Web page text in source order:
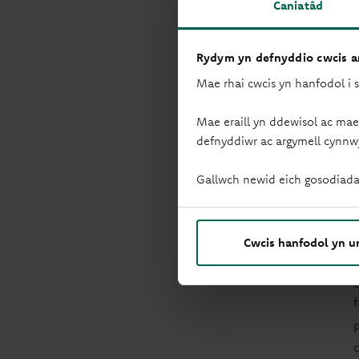
Caniatâd
Rydym yn defnyddio cwcis
Mae rhai cwcis yn hanfodol i
Mae eraill yn ddewisol ac
defnyddiwr ac argymell
Gallwch newid eich
Cwcis hanfodol yn